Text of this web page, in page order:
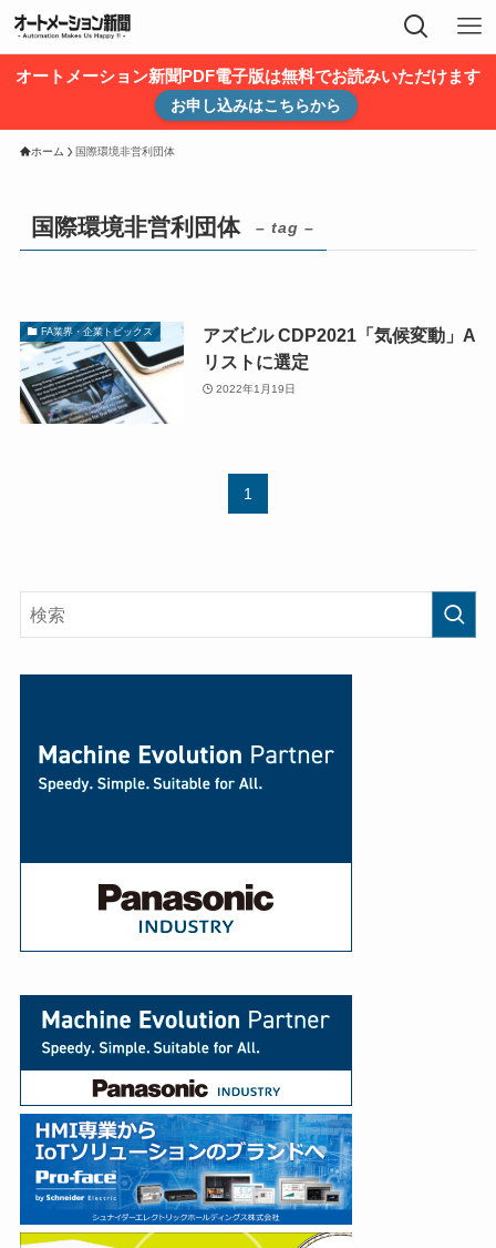
オートメーション新聞PDF電子版は無料でお読みいただけます
お申し込みはこちらから
ホーム 国際環境非営利団体
国際環境非営利団体 – tag –
FA業界・企業トピックス
アズビル CDP2021「気候変動」A
リストに選定
2022年1月19日
1